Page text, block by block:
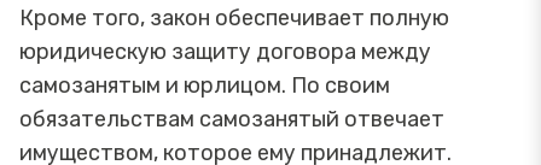
Кроме того, закон обеспечивает полную
юридическую защиту договора между
самозанятым и юрлицом. По своим
обязательствам самозанятый отвечает
имуществом, которое ему принадлежит.